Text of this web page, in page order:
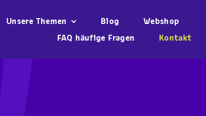
Unsere Themen Blog
Webshop
FAQ häufige Fragen
Kontakt